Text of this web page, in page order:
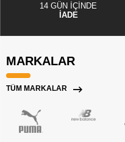
14 GÜN İÇİNDE
İADE
MARKALAR
TÜM MARKALAR